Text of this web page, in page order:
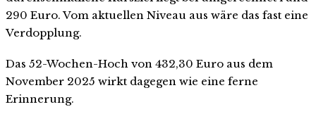
290 Euro. Vom aktuellen Niveau aus wäre das fast eine
Verdopplung.
Das 52-Wochen-Hoch von 432,30 Euro aus dem
November 2025 wirkt dagegen wie eine ferne
Erinnerung.